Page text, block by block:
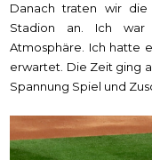
Danach traten wir die
Stadion an. Ich war
Atmosphäre. Ich hatte
erwartet. Die Zeit ging
Spannung Spiel und